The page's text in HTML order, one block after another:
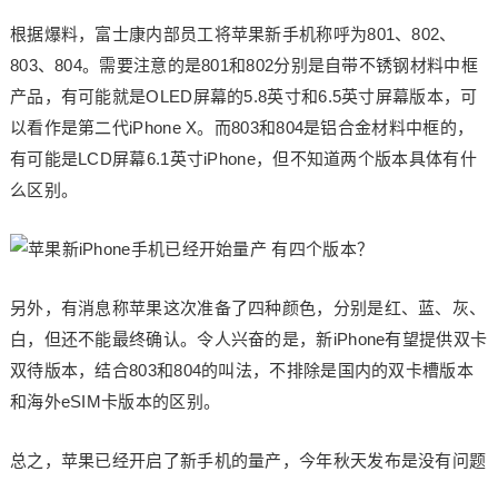
根据爆料，富士康内部员工将苹果新手机称呼为801、802、
803、804。需要注意的是801和802分别是自带不锈钢材料中框
产品，有可能就是OLED屏幕的5.8英寸和6.5英寸屏幕版本，可
以看作是第二代iPhone X。而803和804是铝合金材料中框的，
有可能是LCD屏幕6.1英寸iPhone，但不知道两个版本具体有什
么区别。
另外，有消息称苹果这次准备了四种颜色，分别是红、蓝、灰、
白，但还不能最终确认。令人兴奋的是，新iPhone有望提供双卡
双待版本，结合803和804的叫法，不排除是国内的双卡槽版本
和海外eSIM卡版本的区别。
总之，苹果已经开启了新手机的量产，今年秋天发布是没有问题